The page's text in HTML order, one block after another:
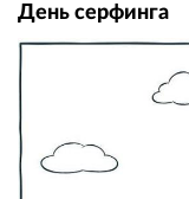
День серфинга